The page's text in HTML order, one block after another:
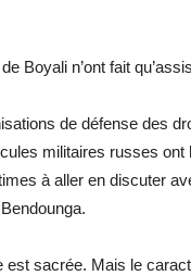
Boyali n’ont fait
de défense des
militaires russes
à aller en discuter
sacrée. Mais le